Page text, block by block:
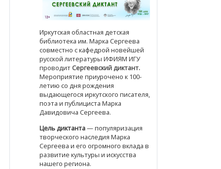
Иркутская областная детская
библиотека им. Марка Сергеева
совместно с кафедрой новейшей
русской литературы ИФИЯМ ИГУ
проводит Сергеевский диктант.
Мероприятие приурочено к 100-
летию со дня рождения
выдающегося иркутского писателя,
поэта и публициста Марка
Давидовича Сергеева.
Цель диктанта— популяризация
творческого наследия Марка
Сергеева и его огромного вклада в
развитие культуры и искусства
нашего региона.